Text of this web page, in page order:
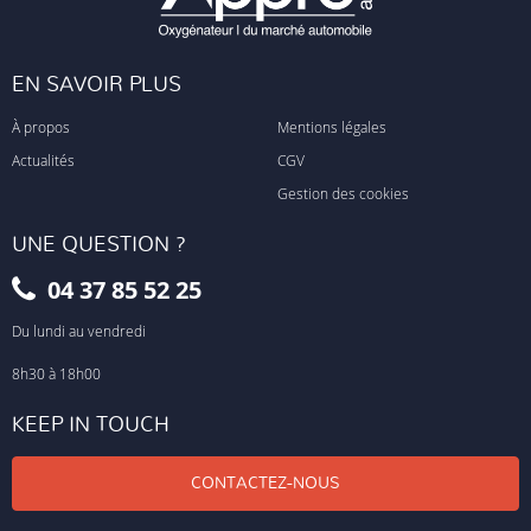
EN SAVOIR PLUS
À propos
Actualités
Mentions légales
CGV
Gestion des cookies
UNE QUESTION ?
04 37 85 52 25
Du lundi au vendredi
8h30 à 18h00
KEEP IN TOUCH
CONTACTEZ-NOUS